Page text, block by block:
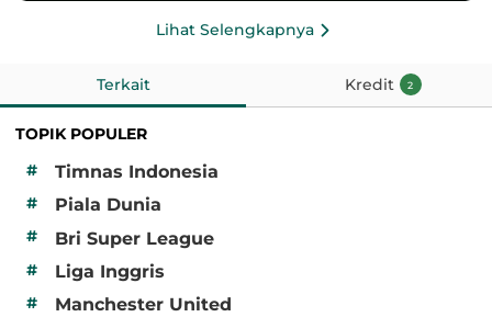
Lihat Selengkapnya
Terkait Kredit 2
TOPIK POPULER
#
Timnas Indonesia
# Piala Dunia
# Bri Super League
# Liga Inggris
# Manchester United